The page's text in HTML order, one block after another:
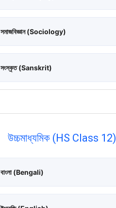
সমাজবিজ্ঞান (Sociology)
সংস্কৃত (Sanskrit)
উচ্চমাধ্যমিক (HS Class 12)
বাংলা (Bengali)